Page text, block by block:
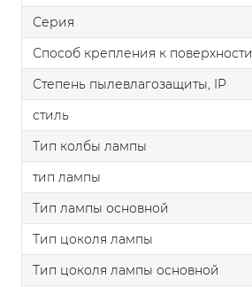
Серия
Способ крепления к поверхности
Степень пылевлагозащиты, IP
стиль
Тип колбы лампы
тип лампы
Тип лампы основной
Тип цоколя лампы
Тип цоколя лампы основной